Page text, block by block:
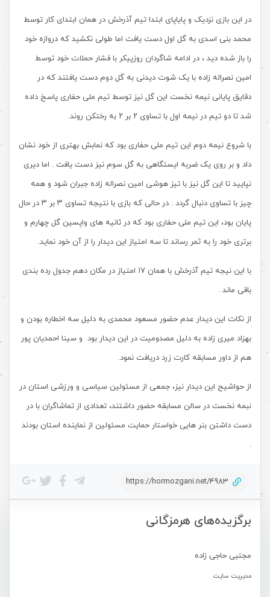
برگزیده‌های هرمزگانی
مجتبی حاجی زاده
مدیریت سایت
در این بازی نزدیک و پایاپای ابتدا تیم آذرخش در همان ابتدای کار توسط
محمد بنی اسدی به گل اول دست یافت اما طولی نکشید که دروازه خود
را باز شده دید ، در ادامه شاگردان روزپیکر با فشار حملات خود توسط
امین نصراله زاده با یک شوت دیدنی به گل دوم دست یافتند که در
دقایق پایانی نیمه نخست این گل نیز توسط تیم ملی حفاری پاسخ داده
شد تا دو تیم در نیمه اول با تساوی ۲ بر ۲ به رختکن روند.
با شروع نیمه دوم این تیم ملی حفاری بود که نمابش بهتری از خود نشان
داد و بر روی یک ضربه ایستگاهی به گل سوم نیز دست یافت . اما دیری
نپایید تا این گل نیز با تیز هوشی امین نصراله زاده جبران شود و همه
چیز با تساوی دنبال گردد . در حالی که بازی با نتیجه تساوی ۳ بر ۳ در حال
پایان بود، این تیم ملی حفاری بود که در ثانیه های واپسین گل چهارم و
برتری خود را به ثمر رساند تا سه امتیاز این دیدار را از آن خود نماید.
با این نیجه تیم آذرخش با همان ۱۷ امتیاز در مکان دهم جدول رده بندی
باقی ماند .
از نکات این دیدار عدم حضور مسعود محمدی به دلیل سه اخطاره بودن و
بهزاد میری زاده به دلیل مصدومیت در این دیدار بود و سینا احمدیان پور
هم از داور مسابقه کارت زرد دریافت نمود.
از حواشیح این دیدار نیز، جمعی از مسئولین سیاسی و ورزشی استان در
نبمه نخست در سالن مسابقه حضور داشتند، تعدادی از تماشاگران با در
دست داشتن بنر هایی خواستار حمایت مسئولین از نماینده استان بودند
.
https://hormozgani.net/4983